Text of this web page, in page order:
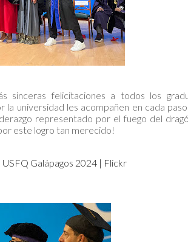
sinceras felicitaciones a todos los
universidad les acompañen en cada
representado por el fuego del
este logro tan merecido!
Galápagos 2024 | Flickr